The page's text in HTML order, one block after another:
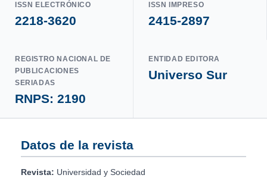
ISSN ELECTRÓNICO
2218-3620
ISSN IMPRESO
2415-2897
REGISTRO NACIONAL DE
PUBLICACIONES
SERIADAS
RNPS: 2190
ENTIDAD EDITORA
Universo Sur
Datos de la revista
Revista: Universidad y Sociedad